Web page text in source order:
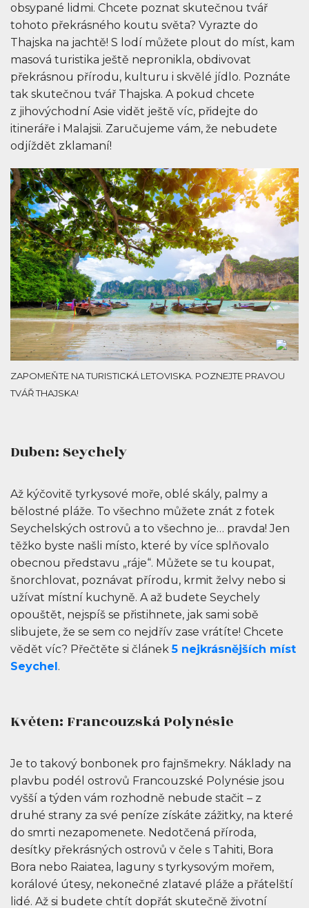
obsypané lidmi. Chcete poznat skutečnou tvář
tohoto překrásného koutu světa? Vyrazte do
Thajska na jachtě! S lodí můžete plout do míst, kam
masová turistika ještě nepronikla, obdivovat
překrásnou přírodu, kulturu i skvělé jídlo. Poznáte
tak skutečnou tvář Thajska. A pokud chcete
z jihovýchodní Asie vidět ještě víc, přidejte do
itineráře i Malajsii. Zaručujeme vám, že nebudete
odjíždět zklamaní!
ZAPOMEŇTE NA TURISTICKÁ LETOVISKA. POZNEJTE PRAVOU
TVÁŘ THAJSKA!
Duben: Seychely
Až kýčovitě tyrkysové moře, oblé skály, palmy a
bělostné pláže. To všechno můžete znát z fotek
Seychelských ostrovů a to všechno je… pravda! Jen
těžko byste našli místo, které by více splňovalo
obecnou představu „ráje“. Můžete se tu koupat,
šnorchlovat, poznávat přírodu, krmit želvy nebo si
užívat místní kuchyně. A až budete Seychely
opouštět, nejspíš se přistihnete, jak sami sobě
slibujete, že se sem co nejdřív zase vrátíte! Chcete
vědět víc? Přečtěte si článek5 nejkrásnějších míst
Seychel.
Květen: Francouzská Polynésie
Je to takový bonbonek pro fajnšmekry. Náklady na
plavbu podél ostrovů Francouzské Polynésie jsou
vyšší a týden vám rozhodně nebude stačit – z
druhé strany za své peníze získáte zážitky, na které
do smrti nezapomenete. Nedotčená příroda,
desítky překrásných ostrovů v čele s Tahiti, Bora
Bora nebo Raiatea, laguny s tyrkysovým mořem,
korálové útesy, nekonečné zlatavé pláže a přátelští
lidé. Až si budete chtít dopřát skutečně životní